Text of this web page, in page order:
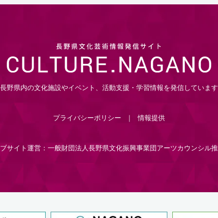
長野県内の文化施設やイベント、活動支援・学習情報を発信しています
プライバシーポリシー 情報提供
サイト運営：一般財団法人長野県文化振興事業団アーツカウンシル